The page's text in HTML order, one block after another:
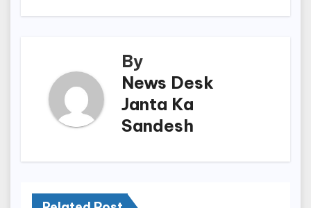
By
News Desk
Janta Ka
Sandesh